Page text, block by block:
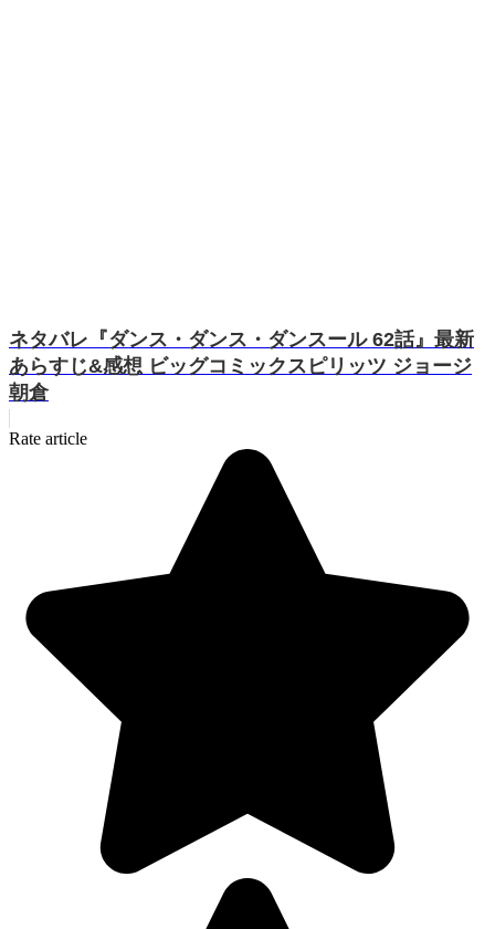
ネタバレ『ダンス・ダンス・ダンスール 62話』最新
あらすじ&感想 ビッグコミックスピリッツ ジョージ
朝倉
Rate article